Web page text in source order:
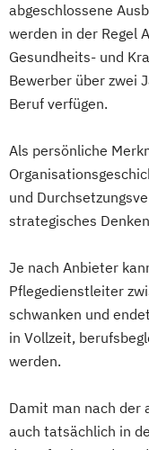
abgeschlossene
werden in der Regel
Gesundheits- und
Bewerber über zwei
Beruf verfügen.
Als persönliche
und
strategisches
Je nach Anbieter
Pflegedienstleiter
schwanken und
in Vollzeit,
werden.
Damit man nach der
auch tatsächlich in